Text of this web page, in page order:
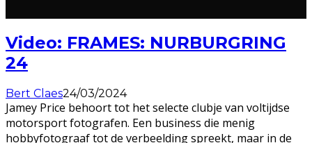
Video: FRAMES: NURBURGRING
24
Bert Claes24/03/2024
Jamey Price behoort tot het selecte clubje van voltijdse
motorsport fotografen. Een business die menig
hobbyfotograaf tot de verbeelding spreekt, maar in de